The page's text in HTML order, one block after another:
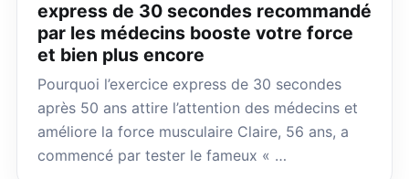
express de 30 secondes recommandé
par les médecins booste votre force
et bien plus encore
Pourquoi l’exercice express de 30 secondes
après 50 ans attire l’attention des médecins et
améliore la force musculaire Claire, 56 ans, a
commencé par tester le fameux « …